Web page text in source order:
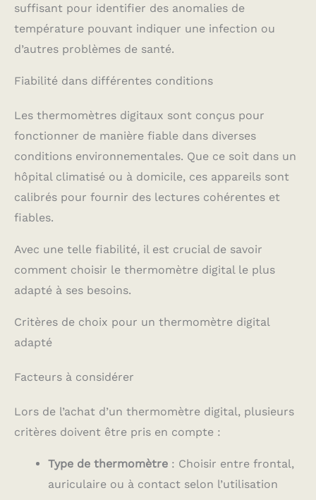
suffisant pour identifier des anomalies de
température pouvant indiquer une infection ou
d’autres problèmes de santé.
Fiabilité dans différentes conditions
Les thermomètres digitaux sont conçus pour
fonctionner de manière fiable dans diverses
conditions environnementales. Que ce soit dans un
hôpital climatisé ou à domicile, ces appareils sont
calibrés pour fournir des lectures cohérentes et
fiables.
Avec une telle fiabilité, il est crucial de savoir
comment choisir le thermomètre digital le plus
adapté à ses besoins.
Critères de choix pour un thermomètre digital
adapté
Facteurs à considérer
Lors de l’achat d’un thermomètre digital, plusieurs
critères doivent être pris en compte :
Type de thermomètre : Choisir entre frontal,
auriculaire ou à contact selon l’utilisation